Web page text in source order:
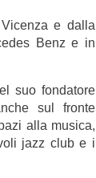
e dalla
Benz e in
suo fondatore
sul fronte
alla musica,
jazz club e i